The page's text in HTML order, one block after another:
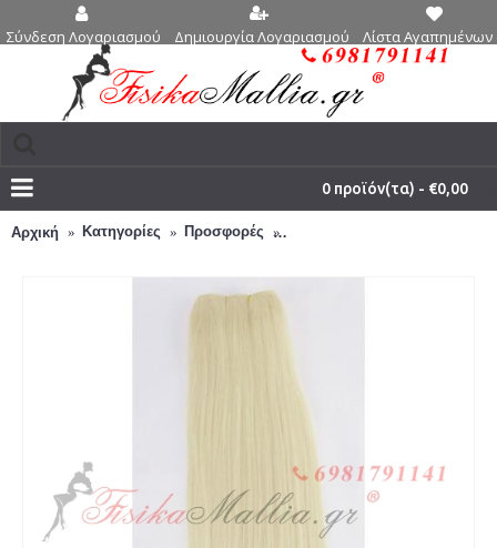
Σύνδεση Λογαριασμού Δημιουργία Λογαριασμού Λίστα Αγαπημένων
0 προϊόν(τα) - €0,00
Αρχική Κατηγορίες Προσφορές